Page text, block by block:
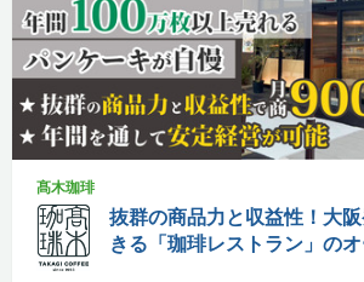
髙木珈琲
抜群の商品力と収益性！大
きる「珈琲レストラン」の